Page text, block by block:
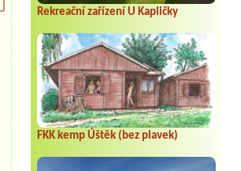
Rekreační zařízení U Kapličky
FKK kemp Úštěk (bez plavek)